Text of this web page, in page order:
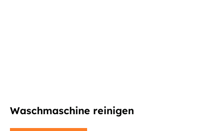
Waschmaschine reinigen